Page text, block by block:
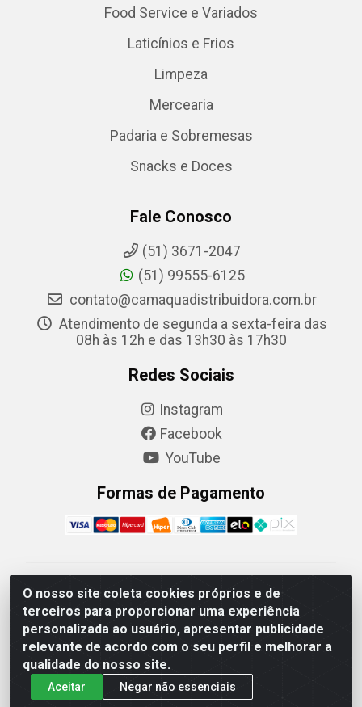
O nosso site coleta cookies próprios e de
terceiros para proporcionar uma experiência
personalizada ao usuário, apresentar publicidade
relevante de acordo com o seu perfil e melhorar a
qualidade do nosso site.
Aceitar
Negar não essenciais
Food Service e Variados
Laticínios e Frios
Limpeza
Mercearia
Padaria e Sobremesas
Snacks e Doces
Fale Conosco
(51) 3671-2047
(51) 99555-6125
contato@camaquadistribuidora.com.br
Atendimento de segunda a sexta-feira das
08h às 12h e das 13h30 às 17h30
Redes Sociais
Instagram
Facebook
YouTube
Formas de Pagamento
Camaquã Distribuidora Ltda - Avenida Conego Luiz W
Hanquet, 1001 - Parque Residencial do Arroio Duro,
Camaquã/RS - CEP 96.789-102 - CNPJ
07.061.124/0001-26